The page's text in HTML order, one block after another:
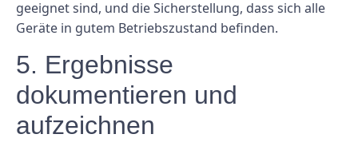
geeignet sind, und die Sicherstellung, dass sich alle
Geräte in gutem Betriebszustand befinden.
5. Ergebnisse
dokumentieren und
aufzeichnen